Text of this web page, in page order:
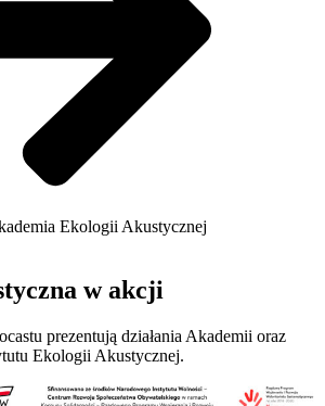
Ekologii Akustycznej
w akcji
prezentują działania Akademii oraz
Ekologii Akustycznej.